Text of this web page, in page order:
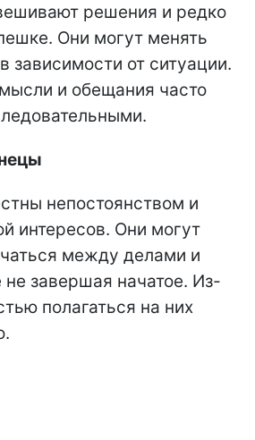
решения и редко
Они могут менять
зависимости от ситуации.
и обещания часто
непостоянством и
интересов. Они могут
между делами и
завершая начатое. Из-
полагаться на них